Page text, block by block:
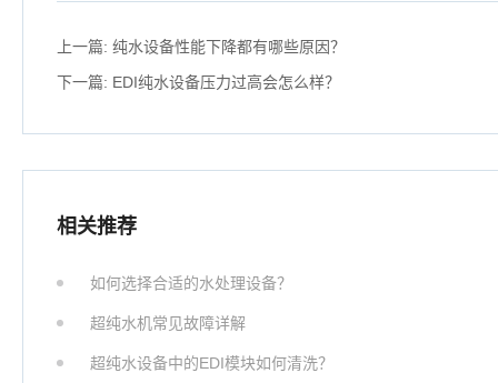
上一篇: 纯水设备性能下降都有哪些原因？
下一篇: EDI纯水设备压力过高会怎么样？
相关推荐
如何选择合适的水处理设备？
超纯水机常见故障详解
超纯水设备中的EDI模块如何清洗？